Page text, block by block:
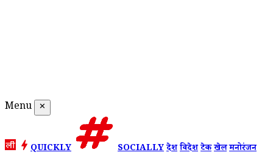
Menu ✕
QUICKLY SOCIALLYदेशविदेशटेकखेलमनोरंजन